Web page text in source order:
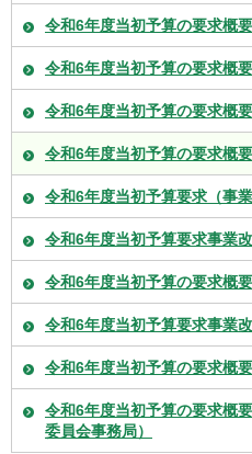
令和6年度当初予算の要求概
令和6年度当初予算の要求概
令和6年度当初予算の要求概
令和6年度当初予算の要求概要
令和6年度当初予算要求（事
令和6年度当初予算要求事業
令和6年度当初予算の要求概要
令和6年度当初予算要求事業
令和6年度当初予算の要求概
令和6年度当初予算の要求概
委員会事務局）